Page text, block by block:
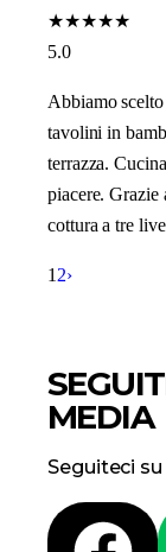
★★★★★
5.0
Abbiamo
tavolini in
terrazza.
piacere. Grazie
cottura a tre
1 2›
MEDIA
Seguiteci